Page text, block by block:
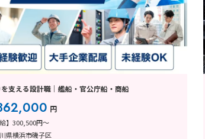
支える設計職｜艦船・官公庁船・商船
円
給】300,500円～
県横浜市磯子区